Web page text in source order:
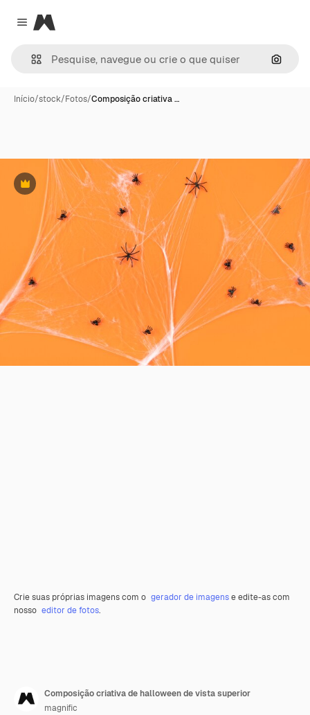
Close menu
Magnific
Início/stock/Fotos/Composição criativa …
Premium
Crie suas próprias imagens com o gerador de imagense edite-as com
nosso editor de fotos.
Composição criativa de halloween de vista superior
magnific